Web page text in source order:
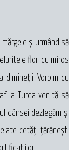
şi urmând să
flori cu miros
dimineţii. Vorbim cu
la Turda venită să
dânsei dezlegăm şi
cetăţi ţărăneşti